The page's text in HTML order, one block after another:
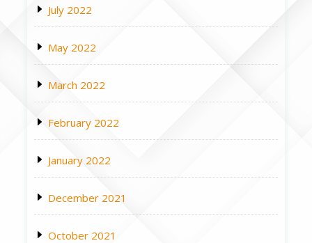
July 2022
May 2022
March 2022
February 2022
January 2022
December 2021
October 2021